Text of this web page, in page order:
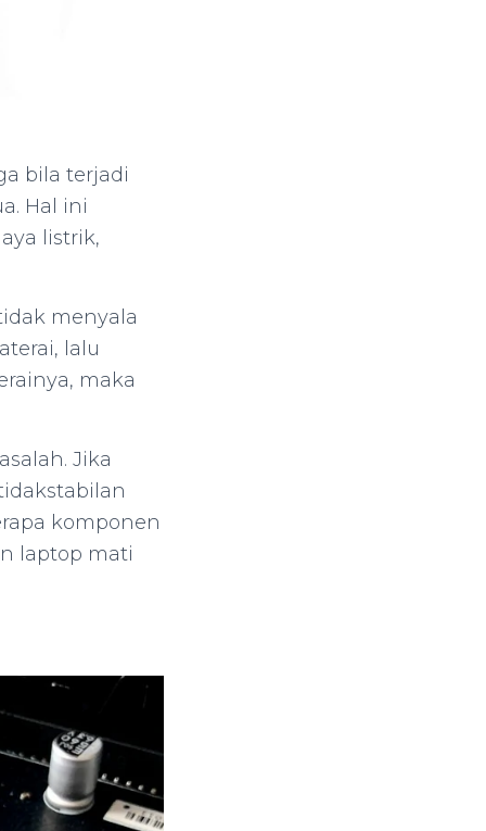
bila terjadi
Hal ini
listrik,
menyala
lalu
maka
Jika
komponen
laptop mati